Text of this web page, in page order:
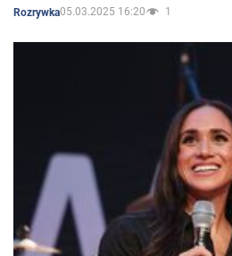
Rozrywka05.03.2025 16:20 1